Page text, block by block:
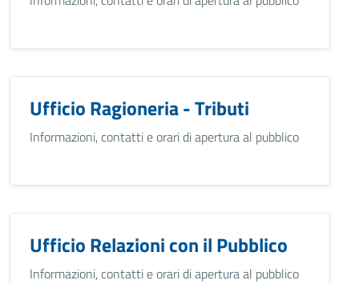
Ufficio Ragioneria - Tributi
Informazioni, contatti e orari di apertura al pubblico
Ufficio Relazioni con il Pubblico
Informazioni, contatti e orari di apertura al pubblico